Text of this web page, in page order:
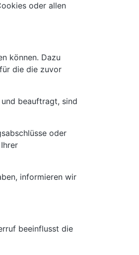
oder allen
können. Dazu
die die zuvor
beauftragt, sind
oder
informieren wir
beeinflusst die